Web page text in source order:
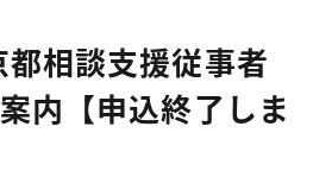
相談支援従事者
内【申込終了しま